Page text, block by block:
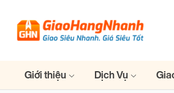
Giới thiệu Dịch Vụ